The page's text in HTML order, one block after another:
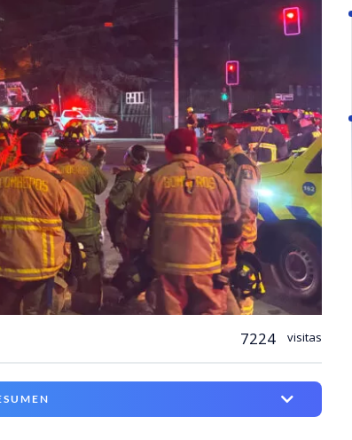
7224 visitas